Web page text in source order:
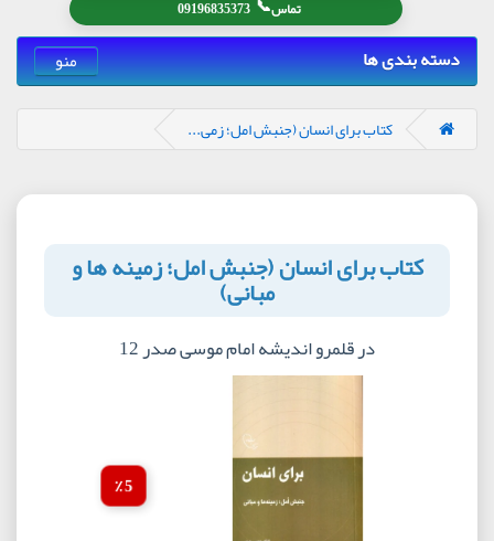
تماس📞
09196835373
دسته بندی ها منو
کتاب برای انسان (جنبش امل؛ زمی...
کتاب برای انسان (جنبش امل؛ زمینه ها و
مبانی)
در قلمرو اندیشه امام موسی صدر 12
5 ٪